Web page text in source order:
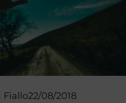
Fiallo22/08/2018